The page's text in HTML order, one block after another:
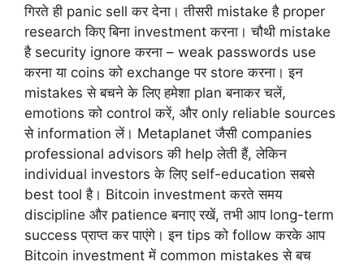
गिरते ही panic sell कर देना। तीसरी mistake है proper
research किए बिना investment करना। चौथी mistake
है security ignore करना – weak passwords use
करना या coins को exchange पर store करना। इन
mistakes से बचने के लिए हमेशा plan बनाकर चलें,
emotions को control करें, और only reliable sources
से information लें। Metaplanet जैसी companies
professional advisors की help लेती हैं, लेकिन
individual investors के लिए self-education सबसे
best tool है। Bitcoin investment करते समय
discipline और patience बनाए रखें, तभी आप long-term
success प्राप्त कर पाएंगे। इन tips को follow करके आप
Bitcoin investment में common mistakes से बच